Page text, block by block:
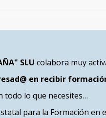
SLU colabora muy
en recibir
todo lo que necesites…
para la Formación en